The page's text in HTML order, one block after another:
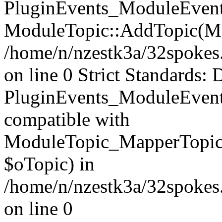
/home/n/nzestk3a/
on line 0 Strict Standards:
compatible with
$oTopic) in
/home/n/nzestk3a/
on line 0